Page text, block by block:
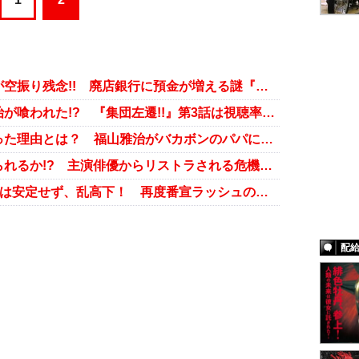
福山雅治のかわいいおじさんぶりが空振り残念!! 廃店銀行に預金が増える謎『集団左遷!!』第4話
“カマキリ先生”香川照之に福山雅治が喰われた!? 『集団左遷!!』第3話は視聴率二ケタを守れたか
「日曜劇場」が軽いコメディになった理由とは？ 福山雅治がバカボンのパパに『集団左遷!!』第2話
福山雅治は“爆死案件”を逆転させられるか!? 主演俳優からリストラされる危機『集団左遷!!』第1話
福山雅治主演『集団左遷!!』視聴率は安定せず、乱高下！ 再度番宣ラッシュの可能性も……
配